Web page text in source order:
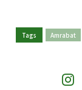
Tags Amrabat